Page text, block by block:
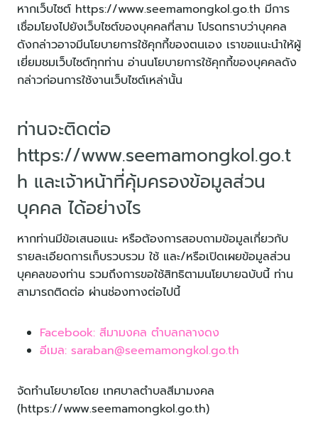
หากเว็บไซต์ https://www.seemamongkol.go.th มีการ
เชื่อมโยงไปยังเว็บไซต์ของบุคคลที่สาม โปรดทราบว่าบุคคล
ดังกล่าวอาจมีนโยบายการใช้คุกกี้ของตนเอง เราขอแนะนำให้ผู้
เยี่ยมชมเว็บไซต์ทุกท่าน อ่านนโยบายการใช้คุกกี้ของบุคคลดัง
กล่าวก่อนการใช้งานเว็บไซต์เหล่านั้น
ท่านจะติดต่อ
https://www.seemamongkol.go.t
h และเจ้าหน้าที่คุ้มครองข้อมูลส่วน
บุคคล ได้อย่างไร
หากท่านมีข้อเสนอแนะ หรือต้องการสอบถามข้อมูลเกี่ยวกับ
รายละเอียดการเก็บรวบรวม ใช้ และ/หรือเปิดเผยข้อมูลส่วน
บุคคลของท่าน รวมถึงการขอใช้สิทธิตามนโยบายฉบับนี้ ท่าน
สามารถติดต่อ ผ่านช่องทางต่อไปนี้
Facebook: สีมามงคล ตำบลกลางดง
อีเมล: saraban@seemamongkol.go.th
จัดทำนโยบายโดย เทศบาลตำบลสีมามงคล
(https://www.seemamongkol.go.th)